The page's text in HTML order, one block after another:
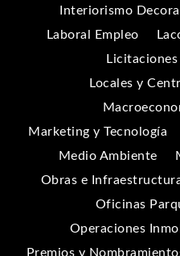
Interiorismo
Laboral Empleo
Locales y
Marketing y Tecnología
Medio Ambiente
Obras e
Oficinas
Operaciones
Premios y